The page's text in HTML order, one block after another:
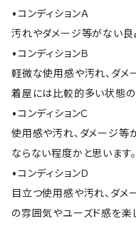
•コンディションＡ
汚れやダメージ等がない良
•コンディションＢ
軽微な使用感や汚れ、ダ
着屋には比較的多い状態の
•コンディションＣ
使用感や汚れ、ダメージ等
ならない程度かと思います。
•コンディションＤ
目立つ使用感や汚れ、ダメ
の雰囲気やユーズド感を楽